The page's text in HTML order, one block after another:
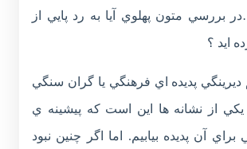
بررسي متون پهلوي آيا به رد پايي از
ايد ؟
ديرينگي پديده اي فرهنگي يا گران سنگي
يکي از نشانه ها اين است که پيشينه ي
براي آن پديده بيابيم. اما اگر چنين نبود